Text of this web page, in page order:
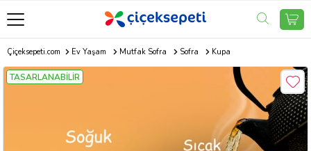
Çiçeksepeti.com Ev Yaşam Mutfak Sofra Sofra Kupa
TASARLANABİLİR